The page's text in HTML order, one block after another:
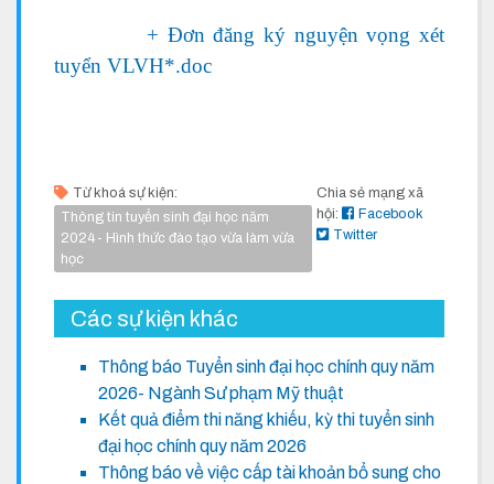
+ Đơn đăng ký nguyện vọng xét
tuyển VLVH*.doc
Từ khoá sự kiện:
Thông tin tuyển sinh đại học năm
2024- Hình thức đào tạo vừa làm vừa
học
Chia sẻ mạng xã
hội:
Facebook
Twitter
Các sự kiện khác
Thông báo Tuyển sinh đại học chính quy năm
2026- Ngành Sư phạm Mỹ thuật
Kết quả điểm thi năng khiếu, kỳ thi tuyển sinh
đại học chính quy năm 2026
Thông báo về việc cấp tài khoản bổ sung cho